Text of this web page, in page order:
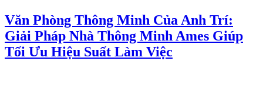
Văn Phòng Thông Minh Của Anh Trí:
Giải Pháp Nhà Thông Minh Ames Giúp
Tối Ưu Hiệu Suất Làm Việc